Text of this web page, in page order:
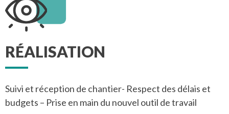
RÉALISATION
Suivi et réception de chantier- Respect des délais et
budgets – Prise en main du nouvel outil de travail